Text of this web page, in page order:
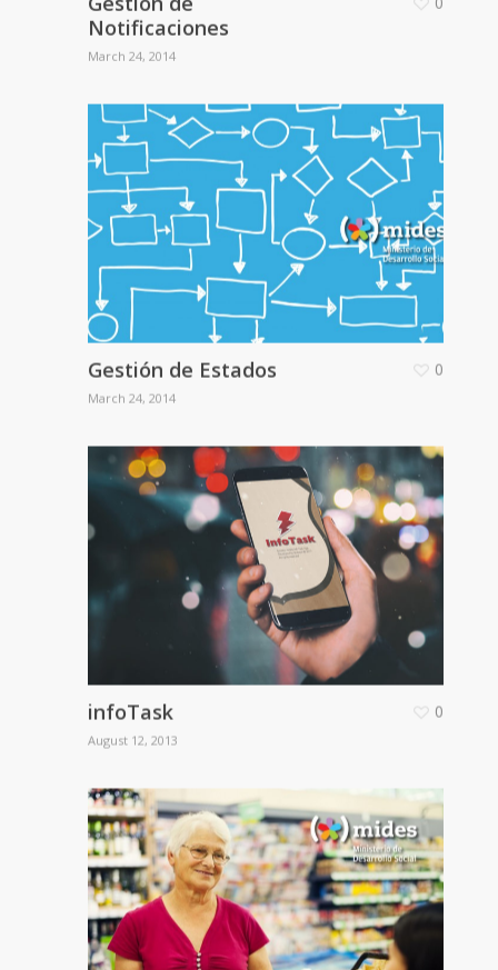
Notificaciones
March 24, 2014
Gestión de Estados
March 24, 2014
0
infoTask
August 12, 2013
0